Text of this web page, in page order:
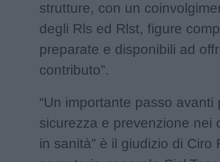
strutture, con un
degli Rls ed Rlst, figure
preparate e disponibili ad
contributo”.
“Un importante passo avanti
sicurezza e prevenzione nei
in sanità” è il giudizio di Ciro